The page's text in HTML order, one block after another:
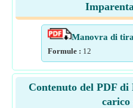
Manovra di
Formule : 12
Contenuto del PDF
carico